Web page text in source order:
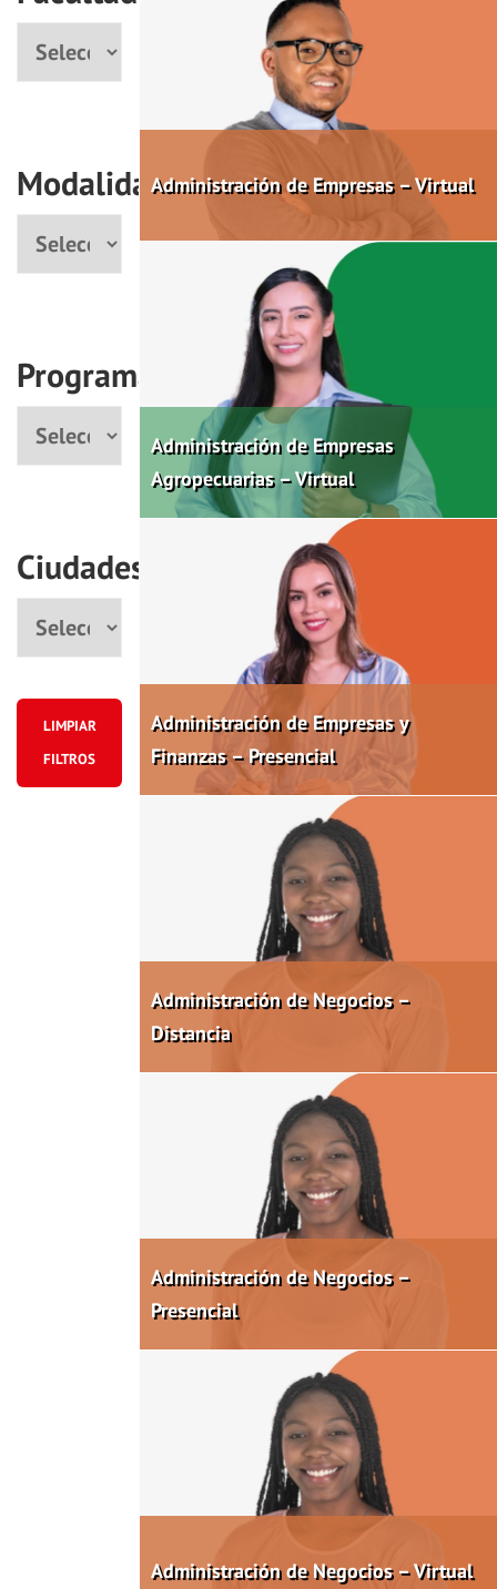
Modalidad
Programas
Ciudades
LIMPIAR
FILTROS
Administración de Empresas – Virtual
Administración de Empresas
Agropecuarias – Virtual
Administración de Empresas y
Finanzas – Presencial
Administración de Negocios –
Distancia
Administración de Negocios –
Presencial
Administración de Negocios – Virtual